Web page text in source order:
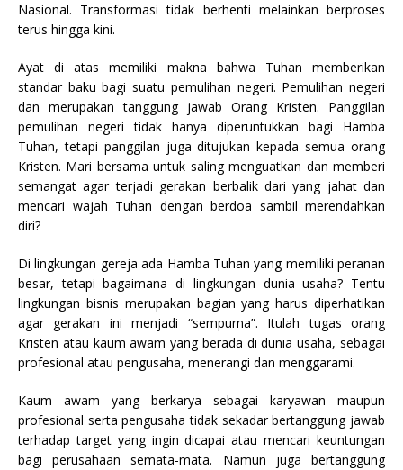
Nasional. Transformasi tidak berhenti melainkan berproses
terus hingga kini.
Ayat di atas memiliki makna bahwa Tuhan memberikan
standar baku bagi suatu pemulihan negeri. Pemulihan negeri
dan merupakan tanggung jawab Orang Kristen. Panggilan
pemulihan negeri tidak hanya diperuntukkan bagi Hamba
Tuhan, tetapi panggilan juga ditujukan kepada semua orang
Kristen. Mari bersama untuk saling menguatkan dan memberi
semangat agar terjadi gerakan berbalik dari yang jahat dan
mencari wajah Tuhan dengan berdoa sambil merendahkan
diri?
Di lingkungan gereja ada Hamba Tuhan yang memiliki peranan
besar, tetapi bagaimana di lingkungan dunia usaha? Tentu
lingkungan bisnis merupakan bagian yang harus diperhatikan
agar gerakan ini menjadi “sempurna”. Itulah tugas orang
Kristen atau kaum awam yang berada di dunia usaha, sebagai
profesional atau pengusaha, menerangi dan menggarami.
Kaum awam yang berkarya sebagai karyawan maupun
profesional serta pengusaha tidak sekadar bertanggung jawab
terhadap target yang ingin dicapai atau mencari keuntungan
bagi perusahaan semata-mata. Namun juga bertanggung